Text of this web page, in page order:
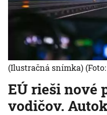
EÚ rieši nové
vodičov.
(Ilustračná snímka)